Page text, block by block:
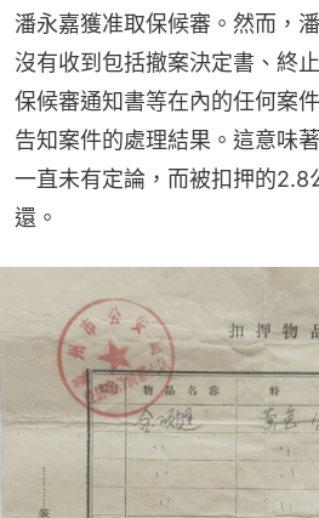
潘永嘉獲准取保候審。然而，
沒有收到包括撤案決定書、終
保候審通知書等在內的任何案
告知案件的處理結果。這意味
一直未有定論，而被扣押的2.8
還。